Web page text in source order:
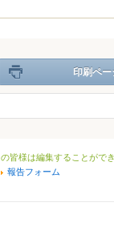
印刷ペ
皆様は編集することができ
報告フォーム